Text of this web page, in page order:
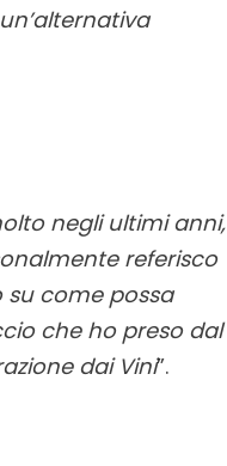
negli ultimi anni,
referisco
su come possa
che ho preso dal
dai Vini”.